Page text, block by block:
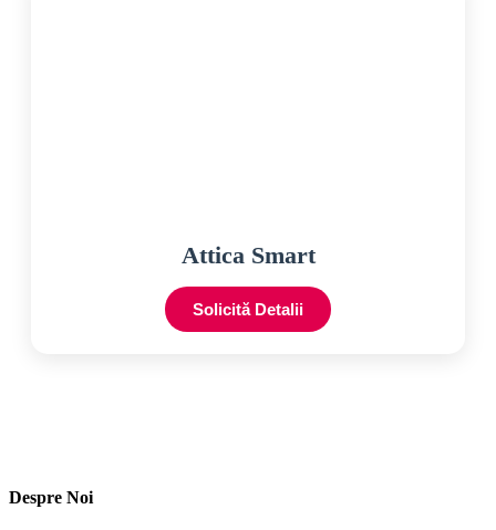
Attica Smart
Solicită Detalii
Despre Noi